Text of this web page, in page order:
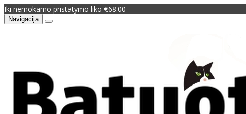
Iki nemokamo pristatymo liko €68.00
Navigacija